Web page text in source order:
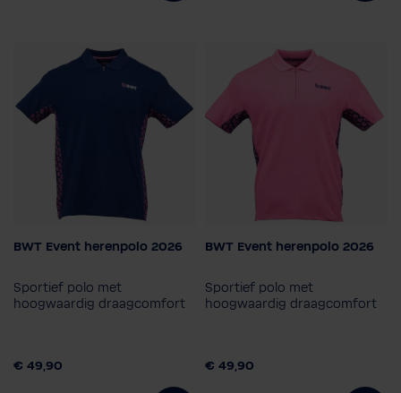
Kleur
Maat
BWT Event herenpolo 2026
Sportief polo met
hoogwaardig draagcomfort
€ 49,90
Kleur
Maat
BWT Event herenpolo 2026
Sportief polo met
hoogwaardig draagcomfort
€ 49,90